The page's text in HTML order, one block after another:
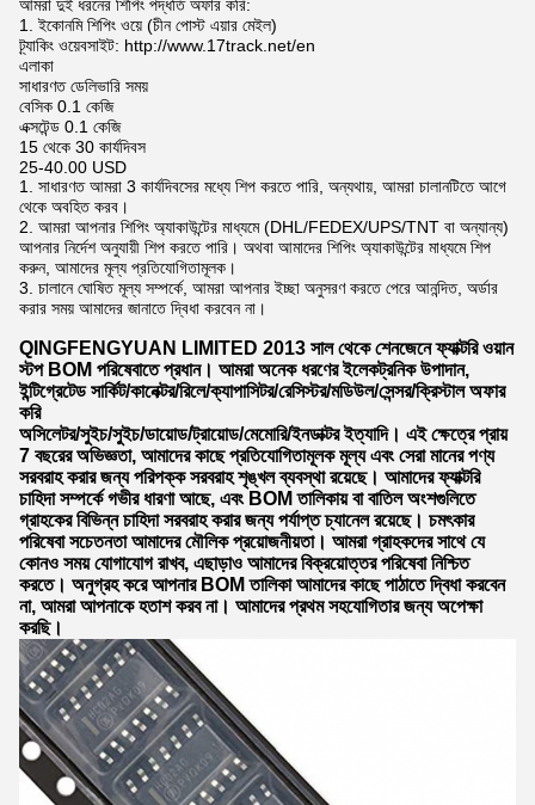
আমরা দুই ধরনের শিপিং পদ্ধতি অফার করি:
1. ইকোনমি শিপিং ওয়ে (চীন পোস্ট এয়ার মেইল)
ট্র্যাকিং ওয়েবসাইট: http://www.17track.net/en
এলাকা
সাধারণত ডেলিভারি সময়
বেসিক 0.1 কেজি
এক্সটেন্ড 0.1 কেজি
15 থেকে 30 কার্যদিবস
25-40.00 USD
1. সাধারণত আমরা 3 কার্যদিবসের মধ্যে শিপ করতে পারি, অন্যথায়, আমরা চালানটিতে আগে
থেকে অবহিত করব।
2. আমরা আপনার শিপিং অ্যাকাউন্টের মাধ্যমে (DHL/FEDEX/UPS/TNT বা অন্যান্য)
আপনার নির্দেশ অনুযায়ী শিপ করতে পারি। অথবা আমাদের শিপিং অ্যাকাউন্টের মাধ্যমে শিপ
করুন, আমাদের মূল্য প্রতিযোগিতামূলক।
3. চালানে ঘোষিত মূল্য সম্পর্কে, আমরা আপনার ইচ্ছা অনুসরণ করতে পেরে আনন্দিত, অর্ডার
করার সময় আমাদের জানাতে দ্বিধা করবেন না।
QINGFENGYUAN LIMITED 2013 সাল থেকে শেনজেনে ফ্যাক্টরি ওয়ান
স্টপ BOM পরিষেবাতে প্রধান। আমরা অনেক ধরণের ইলেকট্রনিক উপাদান,
ইন্টিগ্রেটেড সার্কিট/কানেক্টর/রিলে/ক্যাপাসিটর/রেসিস্টর/মডিউল/সেন্সর/ক্রিস্টাল অফার
করি
অসিলেটর/সুইচ/সুইচ/ডায়োড/ট্রায়োড/মেমোরি/ইনডাক্টর ইত্যাদি। এই ক্ষেত্রে প্রায়
7 বছরের অভিজ্ঞতা, আমাদের কাছে প্রতিযোগিতামূলক মূল্য এবং সেরা মানের পণ্য
সরবরাহ করার জন্য পরিপক্ক সরবরাহ শৃঙ্খল ব্যবস্থা রয়েছে। আমাদের ফ্যাক্টরি
চাহিদা সম্পর্কে গভীর ধারণা আছে, এবং BOM তালিকায় বা বাতিল অংশগুলিতে
গ্রাহকের বিভিন্ন চাহিদা সরবরাহ করার জন্য পর্যাপ্ত চ্যানেল রয়েছে। চমৎকার
পরিষেবা সচেতনতা আমাদের মৌলিক প্রয়োজনীয়তা। আমরা গ্রাহকদের সাথে যে
কোনও সময় যোগাযোগ রাখব, এছাড়াও আমাদের বিক্রয়োত্তর পরিষেবা নিশ্চিত
করতে। অনুগ্রহ করে আপনার BOM তালিকা আমাদের কাছে পাঠাতে দ্বিধা করবেন
না, আমরা আপনাকে হতাশ করব না। আমাদের প্রথম সহযোগিতার জন্য অপেক্ষা
করছি।